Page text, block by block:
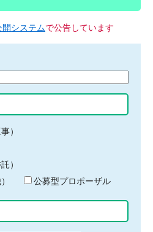
開システムで公告しています
）
）
公募型プロポーザル